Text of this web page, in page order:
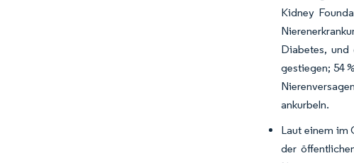
Kidney
Diabetes,
gestiegen; 54
ankurbeln.
Laut einem im
der